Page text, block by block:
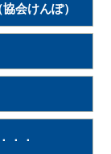
会けんぽ）
．．